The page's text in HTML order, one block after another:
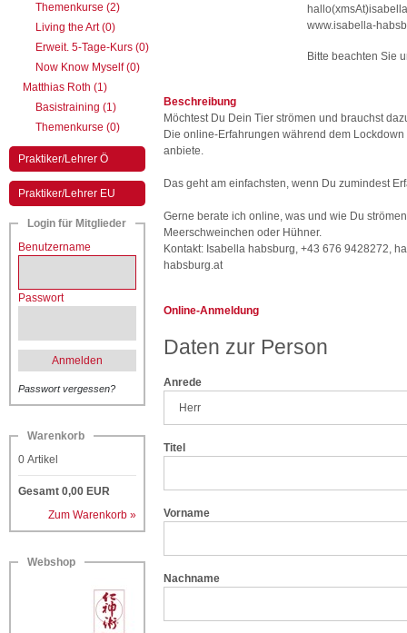
Themenkurse (2)
Living the Art (0)
Erweit. 5-Tage-Kurs (0)
Now Know Myself (0)
Matthias Roth (1)
Basistraining (1)
Themenkurse (0)
Praktiker/Lehrer Ö
Praktiker/Lehrer EU
Login für Mitglieder
Benutzername
Passwort
Anmelden
Passwort vergessen?
Warenkorb
0 Artikel
Gesamt 0,00 EUR
Zum Warenkorb »
Webshop
www.isabella-
Bitte beachten Sie
Beschreibung
Möchtest Du Dein Tier strömen und brauchst
Die online-Erfahrungen während dem
anbiete.
Das geht am einfachsten, wenn Du zumindest
Gerne berate ich online, was und wie Du
Meerschweinchen oder Hühner.
Kontakt: Isabella habsburg, +43 676 9428272,
habsburg.at
Online-Anmeldung
Daten zur Person
Anrede
Titel
Vorname
Nachname